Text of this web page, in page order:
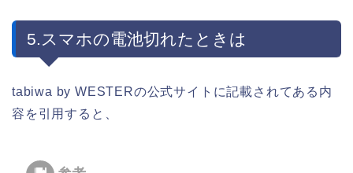
5.スマホの電池切れたときは
tabiwa by WESTERの公式サイトに記載されてある内
容を引用すると、